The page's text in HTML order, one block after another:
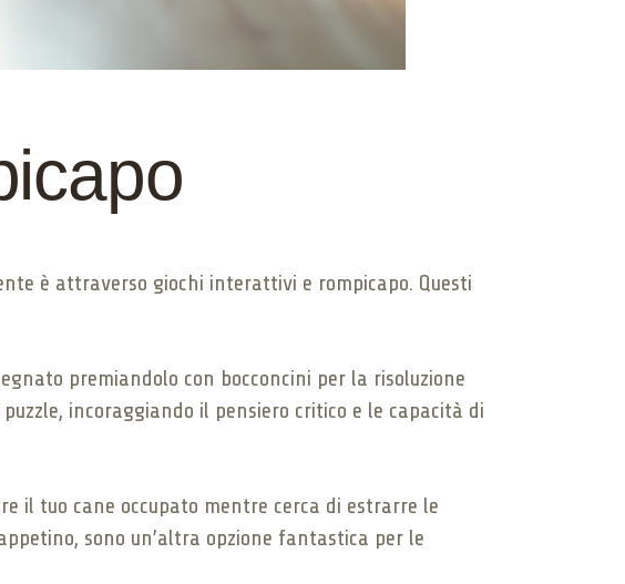
è attraverso giochi interattivi e rompicapo. Questi
premiandolo con bocconcini per la risoluzione
incoraggiando il pensiero critico e le capacità di
il tuo cane occupato mentre cerca di estrarre le
sono un’altra opzione fantastica per le